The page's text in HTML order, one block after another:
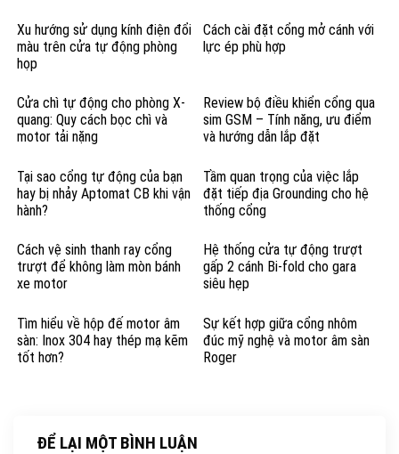
Xu hướng sử dụng kính điện đổi
màu trên cửa tự động phòng
họp
Cách cài đặt cổng mở cánh với
lực ép phù hợp
Cửa chì tự động cho phòng X-
quang: Quy cách bọc chì và
motor tải nặng
Review bộ điều khiển cổng qua
sim GSM – Tính năng, ưu điểm
và hướng dẫn lắp đặt
Tại sao cổng tự động của bạn
hay bị nhảy Aptomat CB khi vận
hành?
Tầm quan trọng của việc lắp
đặt tiếp địa Grounding cho hệ
thống cổng
Cách vệ sinh thanh ray cổng
trượt để không làm mòn bánh
xe motor
Hệ thống cửa tự động trượt
gấp 2 cánh Bi-fold cho gara
siêu hẹp
Tìm hiểu về hộp đế motor âm
sàn: Inox 304 hay thép mạ kẽm
tốt hơn?
Sự kết hợp giữa cổng nhôm
đúc mỹ nghệ và motor âm sàn
Roger
ĐỂ LẠI MỘT BÌNH LUẬN